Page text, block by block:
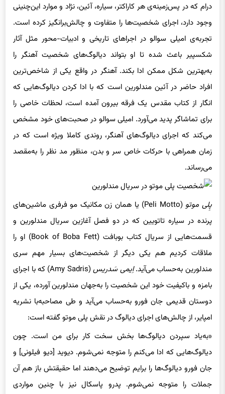
درام که در پس‌زمینه‌ی هر کاراکتر، سیاره، آئین، نژاد و موارد این‌‌چنینی
وجود دارد، اجرای شخصیت‌ها را متفاوت و چالش‌برانگیز کرده است.
تجربه‌ی امیلی سوالو در اجراهای تاریخی و ادبیات-محور مثل آثار
شکسپیر باعث شده تا او بتواند دیالوگ‌های شخصیت آهنگر را
به‌بهترین شکل ممکن ادا بکند. آهنگر در واقع یکی از شاخص‌ترین
افراد حاضر در آئین مندلورین است که با ادا کردن دیالوگ‌هایی که
انگار از کتاب مقدس یک فرقه بیرون آمده است، لحظات خاصی را
برای تماشاگر پدید می‌آورد. امیلی سوالو در صحبت‌های خود مشخص
می‌کند که اجرای دیالوگ‌های آهنگر، روندی کاملا ویژه است که در
زمان همراهی با حرکات خاص سر و بدن، منظور مد نظر را به‌مقصد
می‌رساند.
پِلی موتو
(Peli Motto) یا همان زن مکانیک مو فرفری ماشین‌های
پرنده در سیاره تاتویین که در دو فصل آغازین سریال مندلورین و
قسمت‌هایی از سریال کتاب بوبافت (Book of Boba Fett) او را
ملاقات کردیم هم یکی دیگر از شخصیت‌های بسیار مهم سری
مندلورین به‌حساب می‌آید.اِیمی سَدریس
(Amy Sadris) که با اجرای
بامزه و باکیفیت خود این شخصیت را به‌جهان مندلورین آورده، یکی از
دوستان قدیمی جان فورو به‌حساب می‌آید و طی مصاحبه‌با نشریه‌
امپایر، از چالش‌های اجرای دیالوگ در نقش پلی موتو گفته است:
«به‌یاد سپردن دیالوگ‌ها بخش سخت کار برای من است. چون
دیالوگ‌هایی که ادا می‌کنم را متوجه نمی‌شوم. دیوید [دیو فیلونی] و
جان فورو دیالوگ‌ها را برایم توضیح می‌دهند اما حقیقتش باز هم آن‌
جملات را متوجه نمی‌شوم. پدرو پاسکال نیز با چنین مواردی